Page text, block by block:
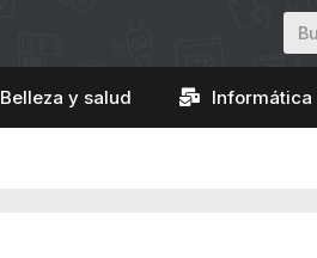
Belleza y salud